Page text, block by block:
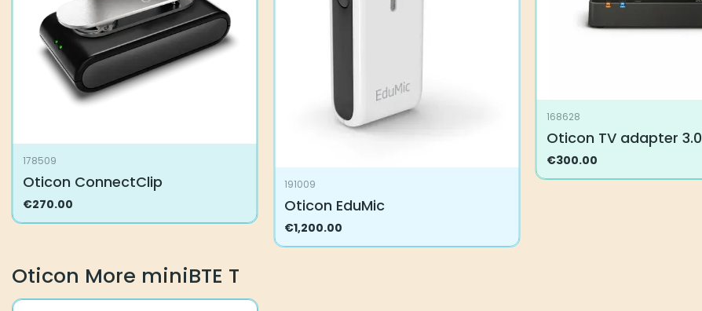
tuotteen
sivulla.
valinnat
178509
Oticon ConnectClip
€270.00
191009
Oticon EduMic
€1,200.00
168628
Oticon TV adapter 3.0
€300.00
Oticon More miniBTE T